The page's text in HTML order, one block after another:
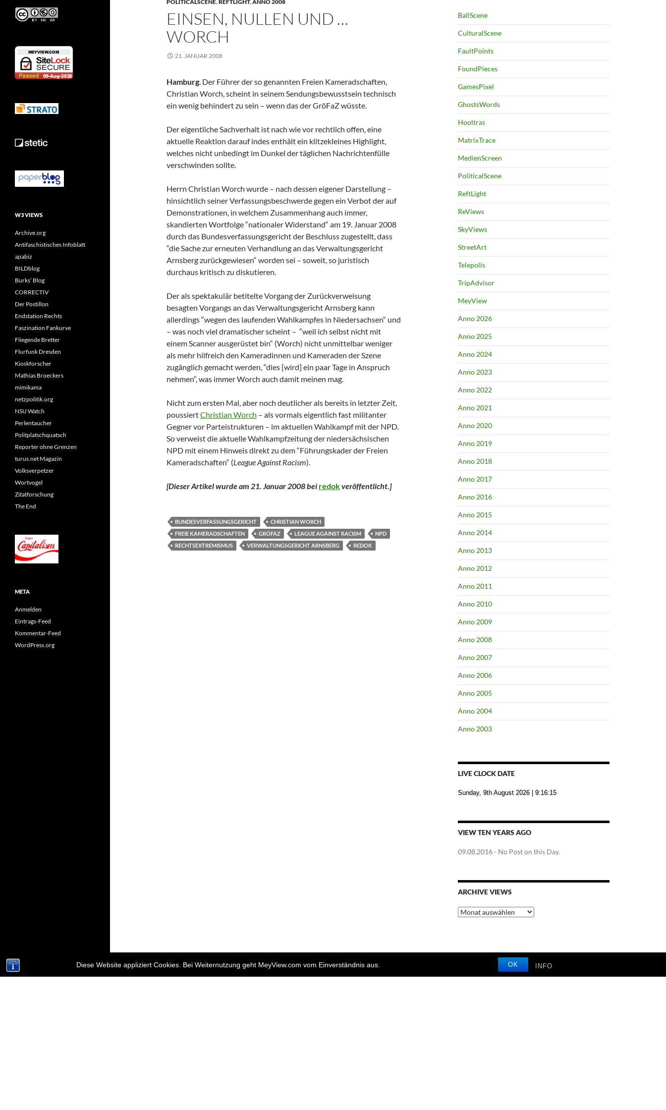
Diese Website appliziert Cookies. Bei Weiternutzung geht MeyView.com vom Einverständnis aus. OK INFO
POLITICALSCENE,REFTLIGHT,ANNO 2008
EINSEN, NULLEN UND …
WORCH
21. JANUAR 2008
Hamburg. Der Führer der so genannten Freien Kameradschaften,
Christian Worch, scheint in seinem Sendungsbewusstsein technisch
ein wenig behindert zu sein – wenn das der GröFaZ wüsste.
Der eigentliche Sachverhalt ist nach wie vor rechtlich offen, eine
aktuelle Reaktion darauf indes enthält ein klitzekleines Highlight,
welches nicht unbedingt im Dunkel der täglichen Nachrichtenfülle
verschwinden sollte.
Herrn Christian Worch wurde – nach dessen eigener Darstellung –
hinsichtlich seiner Verfassungsbeschwerde gegen ein Verbot der auf
Demonstrationen, in welchem Zusammenhang auch immer,
skandierten Wortfolge “nationaler Widerstand“ am 19. Januar 2008
durch das Bundesverfassungsgericht der Beschluss zugestellt, dass
“die Sache zur erneuten Verhandlung an das Verwaltungsgericht
Arnsberg zurückgewiesen“ worden sei – soweit, so juristisch
durchaus kritisch zu diskutieren.
Der als spektakulär betitelte Vorgang der Zurückverweisung
besagten Vorgangs an das Verwaltungsgericht Arnsberg kann
allerdings “wegen des laufenden Wahlkampfes in Niedersachsen“ und
– was noch viel dramatischer scheint – “weil ich selbst nicht mit
einem Scanner ausgerüstet bin“ (Worch) nicht unmittelbar weniger
als mehr hilfreich den Kameradinnen und Kameraden der Szene
zugänglich gemacht werden, “dies [wird] ein paar Tage in Anspruch
nehmen“, was immer Worch auch damit meinen mag.
Nicht zum ersten Mal, aber noch deutlicher als bereits in letzter Zeit,
poussiertChristian Worch – als vormals eigentlich fast militanter
Gegner vor Parteistrukturen – im aktuellen Wahlkampf mit der NPD.
So verweist die aktuelle Wahlkampfzeitung der niedersächsischen
NPD mit einem Hinweis direkt zu dem “Führungskader der Freien
Kameradschaften“ (League Against Racism).
[Dieser Artikel wurde am 21. Januar 2008 bei redokveröffentlicht.]
BUNDESVERFASSUNGSGERICHT
CHRISTIAN WORCH
FREIE KAMERADSCHAFTEN
GRÖFAZ LEAGUE AGAINST RACISM
NPD
RECHTSEXTREMISMUS
VERWALTUNGSGERICHT ARNSBERG REDOK
BallScene
CulturalScene
FaultPoints
FoundPieces
GamesPixel
GhostsWords
Hooltras
MatrixTrace
MedienScreen
PoliticalScene
ReftLight
ReViews
SkyViews
StreetArt
Telepolis
TripAdvisor
MeyView
Anno 2026
Anno 2025
Anno 2024
Anno 2023
Anno 2022
Anno 2021
Anno 2020
Anno 2019
Anno 2018
Anno 2017
Anno 2016
Anno 2015
Anno 2014
Anno 2013
Anno 2012
Anno 2011
Anno 2010
Anno 2009
Anno 2008
Anno 2007
Anno 2006
Anno 2005
Anno 2004
Anno 2003
LIVE CLOCK DATE
Sunday, 9th August 2026 | 9:16:16
VIEW TEN YEARS AGO
09.08.2016- No Post on this Day.
ARCHIVE VIEWS
Archive
Views
W3 VIEWS
Archive.org
Antifaschistisches Infoblatt
apabiz
BILDblog
Burks’ Blog
CORRECTIV
Der Postillon
Endstation Rechts
Faszination Fankurve
Fliegende Bretter
Flurfunk Dresden
Kioskforscher
Mathias Broeckers
mimikama
netzpolitik.org
NSU Watch
Perlentaucher
Politplatschquatsch
Reporter ohne Grenzen
turus.net Magazin
Volksverpetzer
Wortvogel
Zitatforschung
The End
META
Anmelden
Eintrags-Feed
Kommentar-Feed
WordPress.org